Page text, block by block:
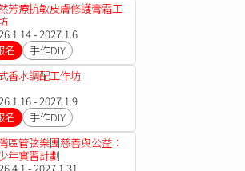
芳療抗敏皮膚修護膏霜工
- 2027.1.6
名
手作DIY
香水調配工作坊
- 2027.1.9
名
手作DIY
區管弦樂團慈善與公益：
年實習計劃